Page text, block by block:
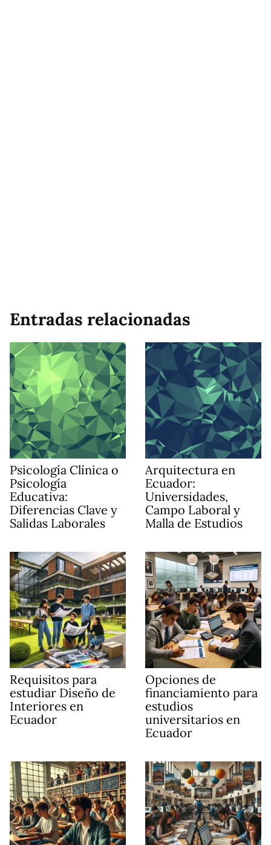
Entradas relacionadas
Psicología Clínica o
Psicología
Educativa:
Diferencias Clave y
Salidas Laborales
Arquitectura en
Ecuador:
Universidades,
Campo Laboral y
Malla de Estudios
Requisitos para
estudiar Diseño de
Interiores en
Ecuador
Opciones de
financiamiento para
estudios
universitarios en
Ecuador